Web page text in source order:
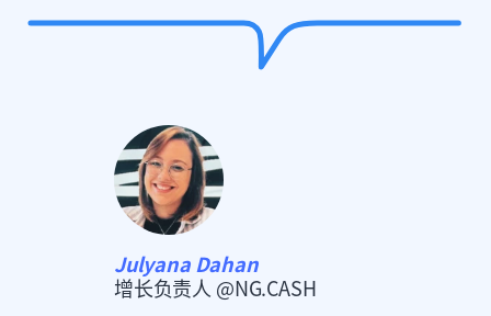
Julyana Dahan
增长负责人 @NG.CASH